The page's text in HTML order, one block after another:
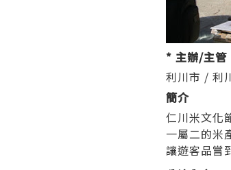
* 主辦/主管
利川市 / 利
簡介
仁川米文化
一屬二的米
讓遊客品嘗